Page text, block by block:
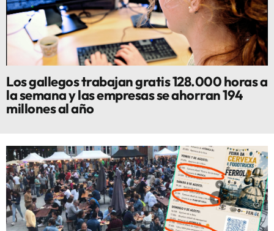
Los gallegos trabajan gratis 128.000 horas a
la semana y las empresas se ahorran 194
millones al año